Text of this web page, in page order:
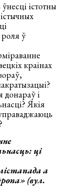
істотны
роля ў
краінах
донараў і
Якія
ці
а
(вул.